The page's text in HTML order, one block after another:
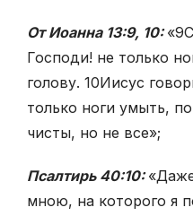
От Иоанна 13:9, 10:«9
Господи! не только
голову. 10Иисус
только ноги умыть,
чисты, но не все»;
Псалтирь 40:10:
мною, на которого я